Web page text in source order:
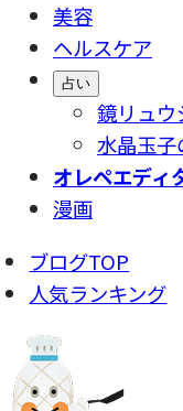
美容
ヘルスケア
占い
鏡リュウ
水晶玉子
オレペエディ
漫画
ブログTOP
人気ランキング